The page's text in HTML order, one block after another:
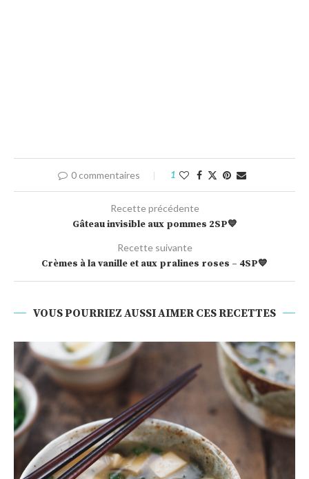
0 commentaires 1
Recette précédente
Gâteau invisible aux pommes 2SP💙
Recette suivante
Crèmes à la vanille et aux pralines roses – 4SP💙
VOUS POURRIEZ AUSSI AIMER CES RECETTES